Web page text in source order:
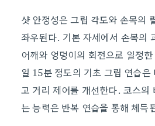
샷 안정성은 그립 각도와 손목의
좌우된다. 기본 자세에서 손목의
어깨와 엉덩이의 회전으로 일정
일 15분 정도의 기초 그립 연습은
고 거리 제어를 개선한다. 코스의
는 능력은 반복 연습을 통해 체득